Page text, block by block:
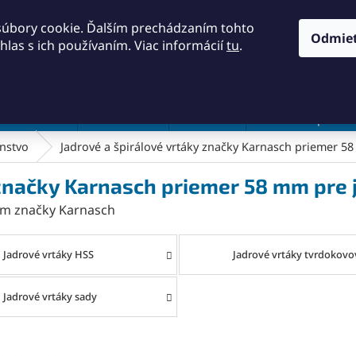
cookie. Ďalším prechádzaním tohto
s ich používaním. Viac informáciítu.
Jadrové a špirálové vrtáky značky Karnasch priemer
Karnasch priemer 58 mm
značky Karnasch
Jadrové vrtáky HSS Jadrové vrtáky
Jadrové vrtáky sady